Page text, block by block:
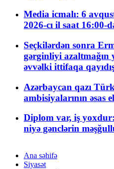
Media icmalı: 6
2026-cı il saat 16:00-
Seçkilərdən sonra
gərginliyi azaltmağın
əvvəlki ittifaqa
Azərbaycan qazı
ambisiyalarının əsas
Diplom var, iş
niyə gənclərin
Ana səhifə
Siyasət